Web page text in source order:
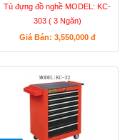
Tủ đựng đồ nghề MODEL: KC-
303 ( 3 Ngăn)
Giá Bán: 3,550,000 đ